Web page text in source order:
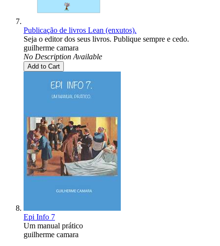
Publicação de livros Lean (enxutos).
Seja o editor dos seus livros. Publique sempre e cedo.
guilherme camara
No Description Available
Add to Cart
Epi Info 7
Um manual prático
guilherme camara